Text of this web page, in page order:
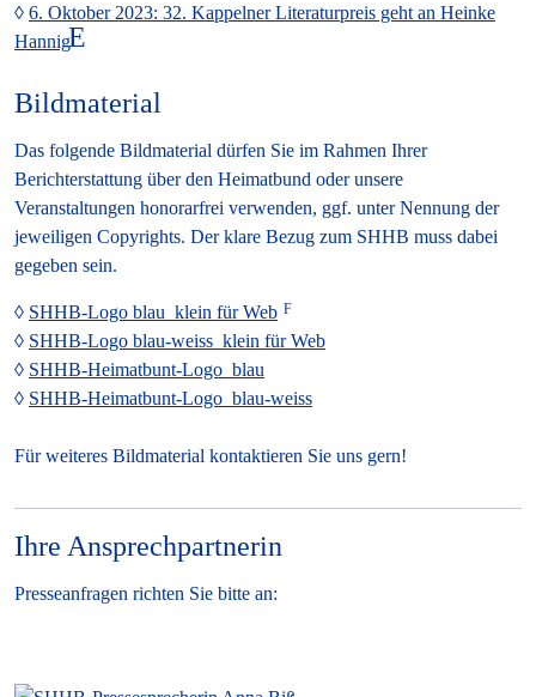
6. Oktober 2023: 32. Kappelner Literaturpreis geht an Heinke
Hannig
Bildmaterial
Das folgende Bildmaterial dürfen Sie im Rahmen Ihrer
Berichterstattung über den Heimatbund oder unsere
Veranstaltungen honorarfrei verwenden, ggf. unter Nennung der
jeweiligen Copyrights. Der klare Bezug zum SHHB muss dabei
gegeben sein.
SHHB-Logo blau_klein für Web
SHHB-Logo blau-weiss_klein für Web
SHHB-Heimatbunt-Logo_blau
SHHB-Heimatbunt-Logo_blau-weiss
Für weiteres Bildmaterial kontaktieren Sie uns gern!
Ihre Ansprechpartnerin
Presseanfragen richten Sie bitte an: